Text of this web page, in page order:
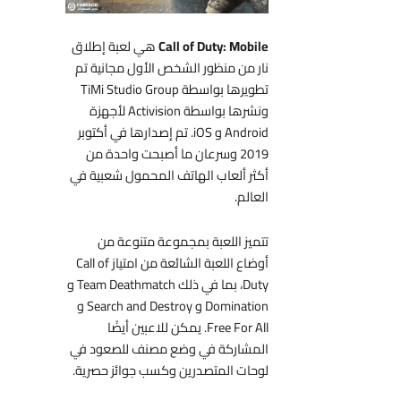
Call of Duty: Mobileهي لعبة إطلاق
نار من منظور الشخص الأول مجانية تم
تطويرها بواسطة TiMi Studio Group
ونشرها بواسطة Activision لأجهزة
Android و iOS. تم إصدارها في أكتوبر
2019 وسرعان ما أصبحت واحدة من
أكثر ألعاب الهاتف المحمول شعبية في
تتميز اللعبة بمجموعة متنوعة من
أوضاع اللعبة الشائعة من امتياز Call of
Duty، بما في ذلك Team Deathmatch و
Domination و Search and Destroy و
Free For All. يمكن للاعبين أيضًا
المشاركة في وضع مصنف للصعود في
لوحات المتصدرين وكسب جوائز حصرية.